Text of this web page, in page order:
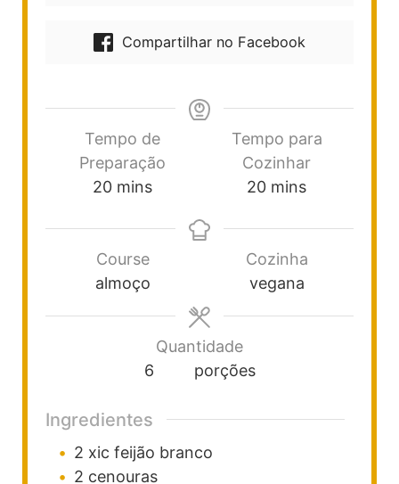
Compartilhar no Facebook
Tempo de
Preparação
20 mins
Tempo para
Cozinhar
20 mins
Course
almoço
Cozinha
vegana
Quantidade
6
porções
Ingredientes
2 xic feijão branco
2 cenouras